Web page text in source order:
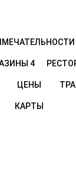
4
ЦЕНЫ
КАРТЫ